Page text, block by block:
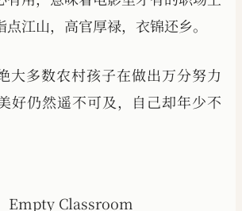
江山，高官厚禄，衣锦还乡。
大多数农村孩子在做出万分努力
好仍然遥不可及，自己却年少不